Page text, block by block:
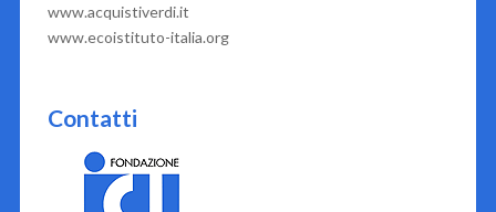
www.acquistiverdi.it
www.ecoistituto-italia.org
Contatti